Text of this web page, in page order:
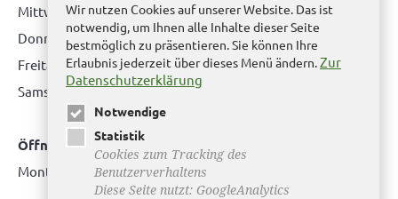
Mittwoch: nur nach Terminvereinbarung
Donnerstag: 08.00 bis 12.00 Uhr & 14.00 Uhr bis 16.00 Uhr
Freitag: nur nach Terminvereinbarung
Samstag:bitte hier klicken
Öffnungszeiten Bürgerbüro Büddenstedt
Montag: 14:00 bis 16:00 Uhr
Wir nutzen Cookies auf unserer Website. Das ist
notwendig, um Ihnen alle Inhalte dieser Seite
bestmöglich zu präsentieren. Sie können Ihre
Erlaubnis jederzeit über dieses Menü ändern.Zur
Datenschutzerklärung
Notwendige
Statistik
Cookies zum Tracking des
Benutzerverhaltens
Diese Seite nutzt: GoogleAnalytics